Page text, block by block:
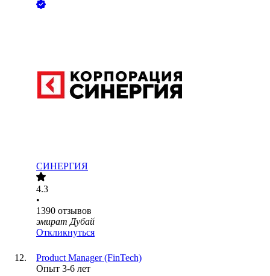
СИНЕРГИЯ
4.3
•
1390 отзывов
эмират Дубай
Откликнуться
Product Manager (FinTech)
Опыт 3-6 лет